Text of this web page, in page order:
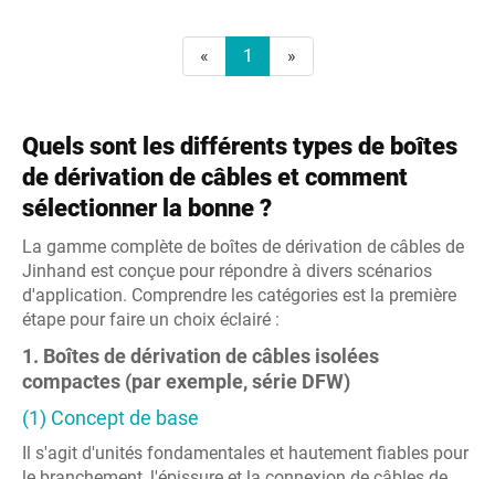
« 1 »
Quels sont les différents types de boîtes
de dérivation de câbles et comment
sélectionner la bonne ?
La gamme complète de boîtes de dérivation de câbles de
Jinhand est conçue pour répondre à divers scénarios
d'application. Comprendre les catégories est la première
étape pour faire un choix éclairé :
1. Boîtes de dérivation de câbles isolées
compactes (par exemple, série DFW)
(1) Concept de base
Il s'agit d'unités fondamentales et hautement fiables pour